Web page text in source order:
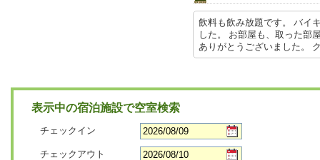
飲料も飲み放題です。 バイ
した。 お部屋も、取った部
ありがとうございました。
表示中の宿泊施設で空室検索
チェックイン
チェックアウト